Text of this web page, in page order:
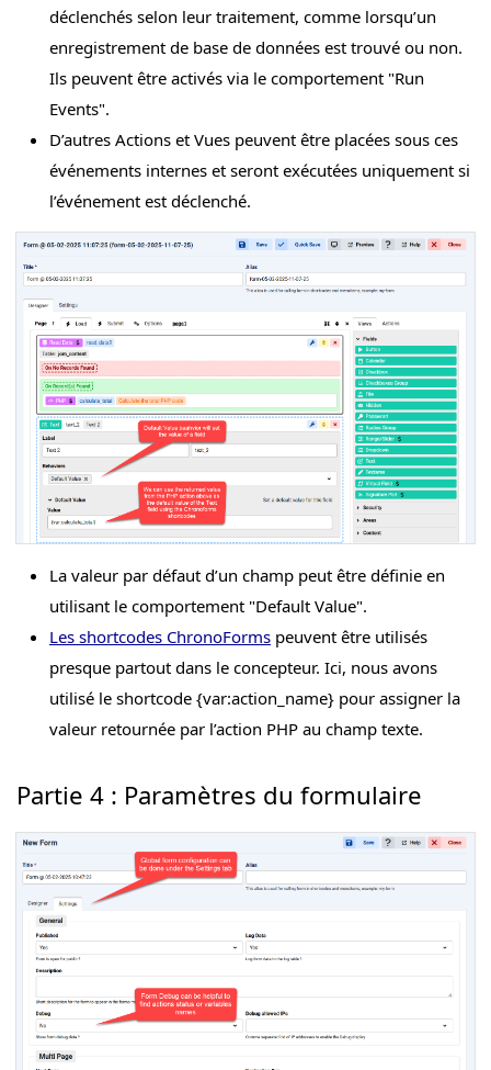
déclenchés selon leur traitement, comme lorsqu’un
enregistrement de base de données est trouvé ou non.
Ils peuvent être activés via le comportement "Run
Events".
D’autres Actions et Vues peuvent être placées sous ces
événements internes et seront exécutées uniquement si
l’événement est déclenché.
La valeur par défaut d’un champ peut être définie en
utilisant le comportement "Default Value".
Les shortcodes ChronoForms peuvent être utilisés
presque partout dans le concepteur. Ici, nous avons
utilisé le shortcode {var:action_name} pour assigner la
valeur retournée par l’action PHP au champ texte.
Partie 4 : Paramètres du formulaire